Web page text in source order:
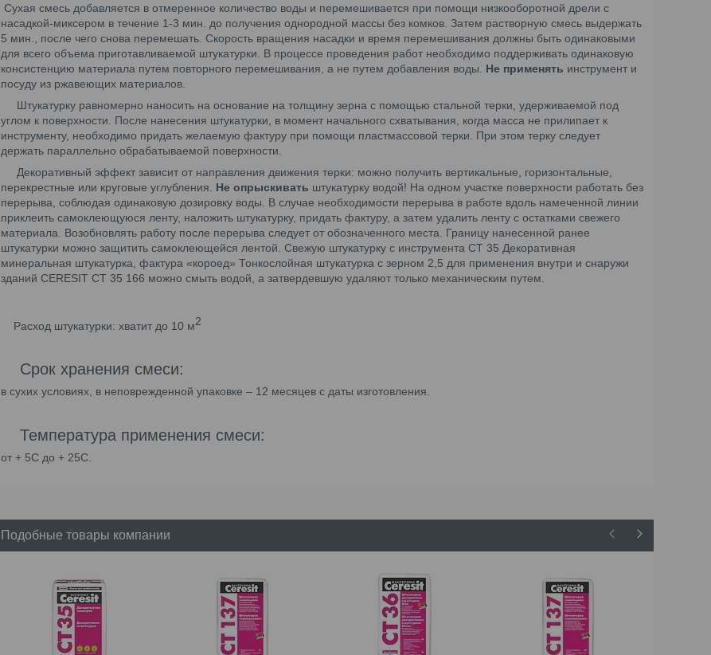
Сухая смесь добавляется в отмеренное количество воды и перемешивается при помощи низкооборотной дрели с
насадкой-миксером в течение 1-3 мин. до получения однородной массы без комков. Затем растворную смесь выдержать
5 мин., после чего снова перемешать. Скорость вращения насадки и время перемешивания должны быть одинаковыми
для всего объема приготавливаемой штукатурки. В процессе проведения работ необходимо поддерживать одинаковую
консистенцию материала путем повторного перемешивания, а не путем добавления воды. Не применять инструмент и
посуду из ржавеющих материалов.
Штукатурку равномерно наносить на основание на толщину зерна с помощью стальной терки, удерживаемой под
углом к поверхности. После нанесения штукатурки, в момент начального схватывания, когда масса не прилипает к
инструменту, необходимо придать желаемую фактуру при помощи пластмассовой терки. При этом терку следует
держать параллельно обрабатываемой поверхности.
Декоративный эффект зависит от направления движения терки: можно получить вертикальные, горизонтальные,
перекрестные или круговые углубления. Не опрыскивать штукатурку водой! На одном участке поверхности работать без
перерыва, соблюдая одинаковую дозировку воды. В случае необходимости перерыва в работе вдоль намеченной линии
приклеить самоклеющуюся ленту, наложить штукатурку, придать фактуру, а затем удалить ленту с остатками свежего
материала. Возобновлять работу после перерыва следует от обозначенного места. Границу нанесенной ранее
штукатурки можно защитить самоклеющейся лентой. Свежую штукатурку с инструмента СТ 35 Декоративная
минеральная штукатурка, фактура «короед» Тонкослойная штукатурка с зерном 2,5 для применения внутри и снаружи
зданий CERESIT CT 35 166 можно смыть водой, а затвердевшую удаляют только механическим путем.
Расход штукатурки: хватит до 10 м2
Срок хранения смеси:
в сухих условиях, в неповрежденной упаковке – 12 месяцев с даты изготовления.
Температура применения смеси:
от + 5С до + 25С.
Подобные товары компании